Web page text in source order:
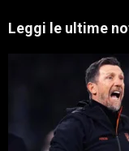
Leggi le ultime